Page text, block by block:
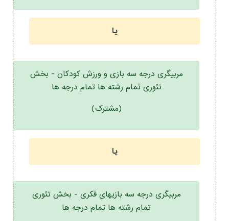
یا
مربیگری درجه سه بازی و ورزش کودکان - بخش
تئوری تمام رشته ها تمام درجه ها
(مشترک)
یا
مربیگری درجه سه بازیهای فکری - بخش تئوری
تمام رشته ها تمام درجه ها